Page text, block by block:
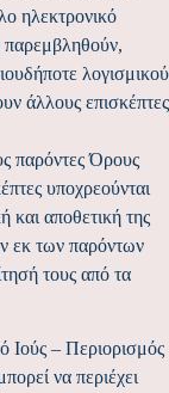
ηλεκτρονικό
παρεμβληθούν,
λογισμικού
άλλους επισκέπτες
παρόντες Όρους
υποχρεούνται
και αποθετική της
εκ των παρόντων
τους από τα
Ιούς – Περιορισμός
να περιέχει